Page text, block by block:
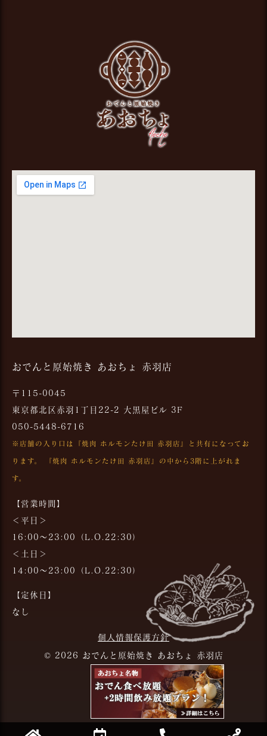
おでんと原始焼き あおちょ 赤羽店
〒115-0045
東京都北区赤羽1丁目22-2 大黒屋ビル 3F
050-5448-6716
※店舗の入り口は『焼肉 ホルモンたけ田 赤羽店』と共有になってお
ります。 『焼肉 ホルモンたけ田 赤羽店』の中から3階に上がれま
す。
【営業時間】
＜平日＞
16:00～23:00（L.O.22:30）
＜土日＞
14:00～23:00（L.O.22:30）
【定休日】
なし
個人情報保護方針
© 2026 おでんと原始焼き あおちょ 赤羽店